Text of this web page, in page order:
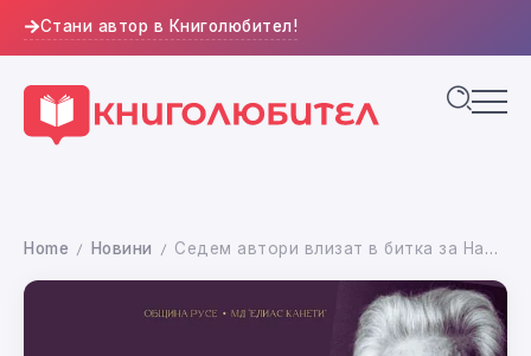
Стани автор в Книголюбител!
Home / Новини / Седем автори влизат в битка за Националната литературна награда „Елиас Канети“ 2025